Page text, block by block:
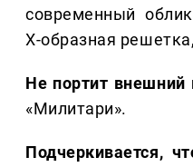
современный
Х-образная
Не портит внешний
«Милитари».
Подчеркивается,